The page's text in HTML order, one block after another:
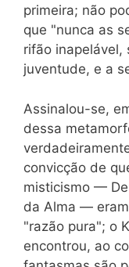
primeira; não
que "nunca as
rifão inapelável,
juventude, e a
Assinalou-se,
dessa
convicção de
misticismo —
da Alma —
"razão pura"; o
encontrou, ao